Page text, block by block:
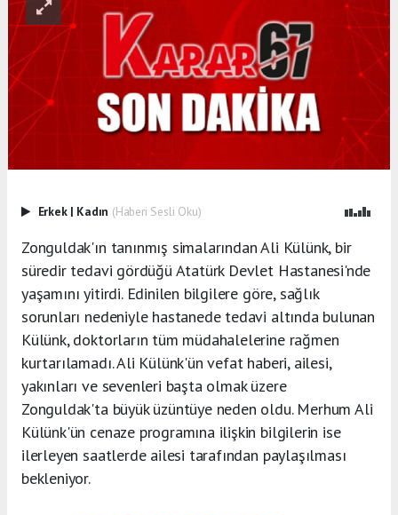
Erkek | Kadın (Haberi Sesli Oku)
Zonguldak'ın tanınmış simalarından Ali Külünk, bir
süredir tedavi gördüğü Atatürk Devlet Hastanesi'nde
yaşamını yitirdi. Edinilen bilgilere göre, sağlık
sorunları nedeniyle hastanede tedavi altında bulunan
Külünk, doktorların tüm müdahalelerine rağmen
kurtarılamadı. Ali Külünk'ün vefat haberi, ailesi,
yakınları ve sevenleri başta olmak üzere
Zonguldak'ta büyük üzüntüye neden oldu. Merhum Ali
Külünk'ün cenaze programına ilişkin bilgilerin ise
ilerleyen saatlerde ailesi tarafından paylaşılması
bekleniyor.